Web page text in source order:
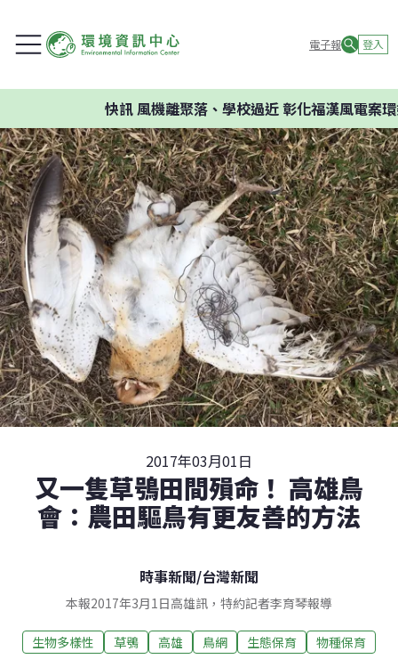
電子報 登入
風機離聚落、學校過近 彰化福漢風電案環委建議
2017年03月01日
又一隻草鴞田間殞命！ 高雄鳥
會：農田驅鳥有更友善的方法
時事新聞/台灣新聞
本報2017年3月1日高雄訊，特約記者李育琴報導
生物多樣性 草鴞 高雄 鳥網 生態保育 物種保育